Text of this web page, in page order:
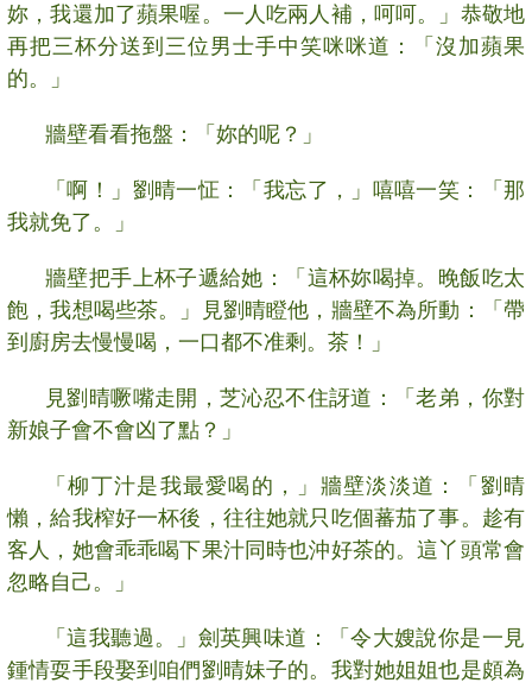
妳，我還加了蘋果喔。一人吃兩人補，呵呵。」恭敬地
再把三杯分送到三位男士手中笑咪咪道：「沒加蘋果
的。」
牆壁看看拖盤：「妳的呢？」
「啊！」劉晴一怔：「我忘了，」嘻嘻一笑：「那
我就免了。」
牆壁把手上杯子遞給她：「這杯妳喝掉。晚飯吃太
飽，我想喝些茶。」見劉晴瞪他，牆壁不為所動：「帶
到廚房去慢慢喝，一口都不准剩。茶！」
見劉晴噘嘴走開，芝沁忍不住訝道：「老弟，你對
新娘子會不會凶了點？」
「柳丁汁是我最愛喝的，」牆壁淡淡道：「劉晴
懶，給我榨好一杯後，往往她就只吃個蕃茄了事。趁有
客人，她會乖乖喝下果汁同時也沖好茶的。這丫頭常會
忽略自己。」
「這我聽過。」劍英興味道：「令大嫂說你是一見
鍾情耍手段娶到咱們劉晴妹子的。我對她姐姐也是頗為